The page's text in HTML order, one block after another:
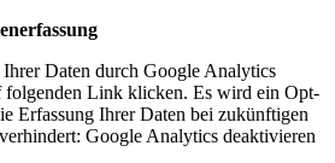
Daten durch Google Analytics
folgenden Link klicken. Es wird ein Opt-
Erfassung Ihrer Daten bei zukünftigen
Google Analytics deaktivieren